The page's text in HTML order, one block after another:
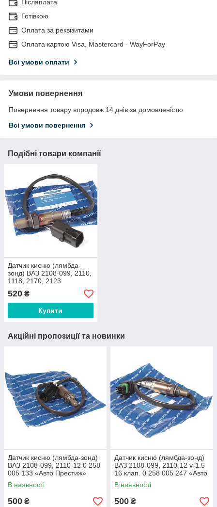
Післяплата
Готівкою
Оплата за реквізитами
Оплата картою Visa, Mastercard - WayForPay
Всі умови оплати
Умови повернення
Повернення товару впродовж 14 днів за домовленістю
Всі умови повернення
Подібні товари компанії
Датчик кисню (лямбда-
зонд) ВАЗ 2108-099, 2110,
1118, 2170, 2123
0258006537 «Авто
Престиж»
520 ₴
Купити
Акційні пропозиції та новинки
Датчик кисню (лямбда-зонд)
ВАЗ 2108-099, 2110-12 0 258
005 133 «Авто Престиж»
В наявності
500 ₴
Датчик кисню (лямбда-зонд)
ВАЗ 2108-099, 2110-12 v-1.5
16 клап. 0 258 005 247 «Авто
Престиж»
В наявності
500 ₴